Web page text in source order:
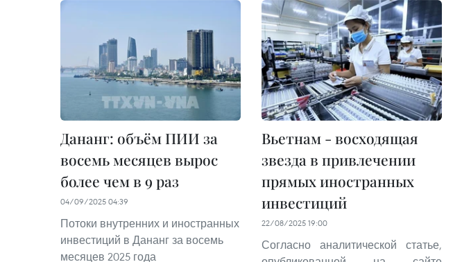
Дананг: объём ПИИ за
восемь месяцев вырос
более чем в 9 раз
04/09/2025 04:39
Потоки внутренних и иностранных
инвестиций в Дананг за восемь
месяцев 2025 года
Вьетнам - восходящая
звезда в привлечении
прямых иностранных
инвестиций
22/08/2025 19:00
Согласно аналитической статье,